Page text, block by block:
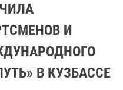
И
В КУЗБАССЕ